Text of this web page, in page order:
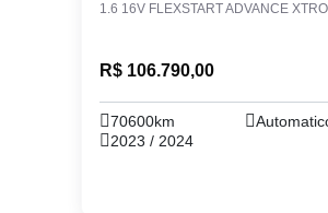
1.6 16V FLEXSTART ADVANCE
R$ 106.790,00
70600km
2023 / 2024